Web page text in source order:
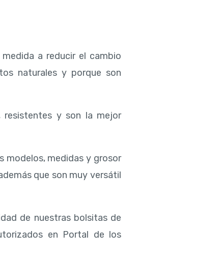
a reducir el cambio
naturales y porque son
resistentes y son la mejor
modelos, medidas y grosor
que son muy versátil
de nuestras bolsitas de
en Portal de los